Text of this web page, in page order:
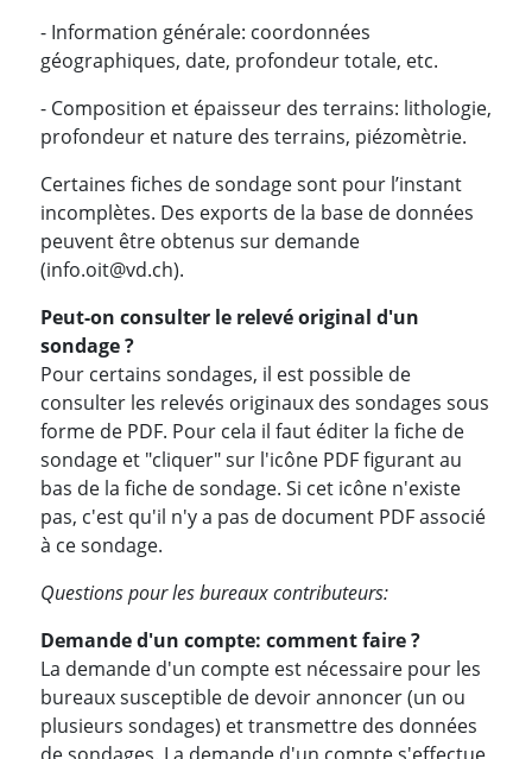
- Information générale: coordonnées
géographiques, date, profondeur totale, etc.
- Composition et épaisseur des terrains: lithologie,
profondeur et nature des terrains, piézomètrie.
Certaines fiches de sondage sont pour l’instant
incomplètes. Des exports de la base de données
peuvent être obtenus sur demande
(info.oit@vd.ch).
Peut-on consulter le relevé original d'un
sondage ?
Pour certains sondages, il est possible de
consulter les relevés originaux des sondages sous
forme de PDF. Pour cela il faut éditer la fiche de
sondage et "cliquer" sur l'icône PDF figurant au
bas de la fiche de sondage. Si cet icône n'existe
pas, c'est qu'il n'y a pas de document PDF associé
à ce sondage.
Questions pour les bureaux contributeurs:
Demande d'un compte: comment faire ?
La demande d'un compte est nécessaire pour les
bureaux susceptible de devoir annoncer (un ou
plusieurs sondages) et transmettre des données